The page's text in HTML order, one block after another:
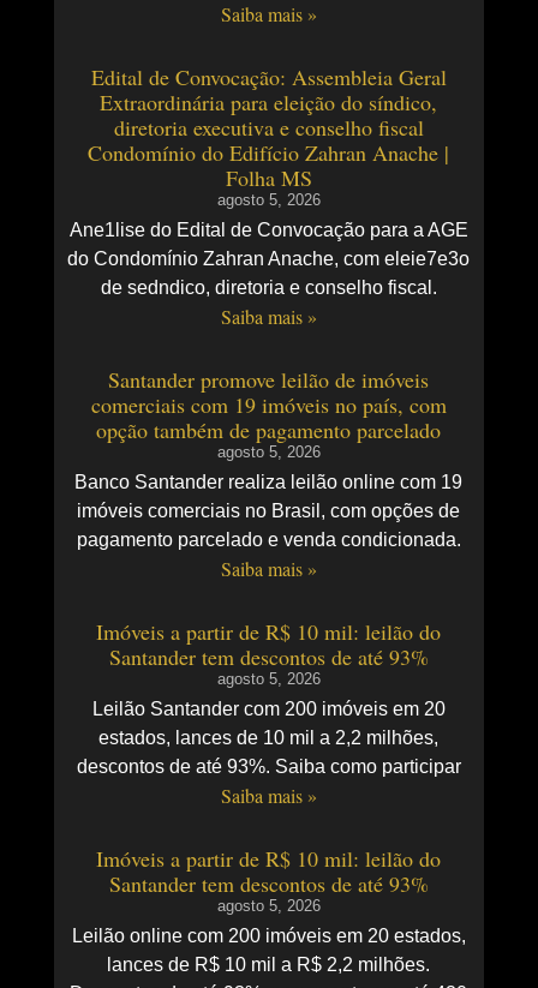
Saiba mais »
Edital de Convocação: Assembleia Geral
Extraordinária para eleição do síndico,
diretoria executiva e conselho fiscal
Condomínio do Edifício Zahran Anache |
Folha MS
agosto 5, 2026
Ane1lise do Edital de Convocação para a AGE
do Condomínio Zahran Anache, com eleie7e3o
de sedndico, diretoria e conselho fiscal.
Saiba mais »
Santander promove leilão de imóveis
comerciais com 19 imóveis no país, com
opção também de pagamento parcelado
agosto 5, 2026
Banco Santander realiza leilão online com 19
imóveis comerciais no Brasil, com opções de
pagamento parcelado e venda condicionada.
Saiba mais »
Imóveis a partir de R$ 10 mil: leilão do
Santander tem descontos de até 93%
agosto 5, 2026
Leilão Santander com 200 imóveis em 20
estados, lances de 10 mil a 2,2 milhões,
descontos de até 93%. Saiba como participar
Saiba mais »
Imóveis a partir de R$ 10 mil: leilão do
Santander tem descontos de até 93%
agosto 5, 2026
Leilão online com 200 imóveis em 20 estados,
lances de R$ 10 mil a R$ 2,2 milhões.